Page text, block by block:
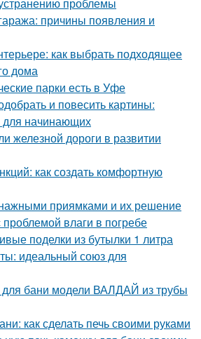
проблемы
причины появления и
как выбрать подходящее
дома
парки есть в Уфе
и повесить картины:
для начинающих
железной дороги в развитии
как создать комфортную
приямками и их решение
проблемой влаги в погребе
поделки из бутылки 1 литра
идеальный союз для
для бани модели ВАЛДАЙ из трубы
как сделать печь своими руками